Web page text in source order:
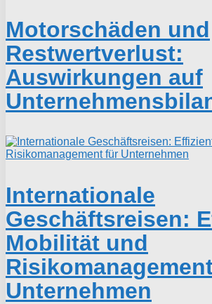
Motorschäden und
Restwertverlust:
Auswirkungen auf
Internationale
Geschäftsreisen:
Mobilität und
Unternehmen